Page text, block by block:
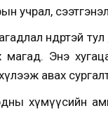
учрал,
өндөртэй
Энэ хугацааг
авах
хүмүүсийн